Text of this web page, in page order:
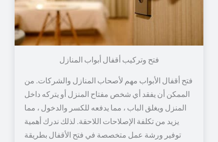
فتح وتركيب أقفال أبواب المنازل
فتح أقفال الأبواب مهم لأصحاب المنازل والشركات. من
الممكن أن يفقد أي شخص مفتاح المنزل أو يتركه داخل
المنزل ويغلق الباب ، مما يدفعه للكسر والدخول ، مما
يزيد من تكلفة الإصلاحات اللاحقة. لذلك ندرك أهمية
توفير ورشة عمل متخصصة في فتح الأقفال بطريقة